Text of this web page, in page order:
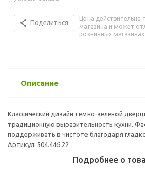
Поделиться
Цена действительна
магазина и может
розничных магазинах
Описание
Классический дизайн темно-зеленой
традиционную выразительность кухни.
поддерживать в чистоте благодаря
Артикул: 504.446.22
Подробнее о